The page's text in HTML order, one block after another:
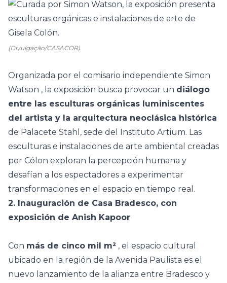
(Divulgação/CASACOR)
Organizada por el comisario independiente Simon
Watson , la exposición busca provocar un diálogo
entre las esculturas orgánicas luminiscentes
del artista y la arquitectura neoclásica histórica
de Palacete Stahl, sede del Instituto Artium. Las
esculturas e instalaciones de arte ambiental creadas
por Cólon exploran la percepción humana y
desafían a los espectadores a experimentar
transformaciones en el espacio en tiempo real.
2. Inauguración de Casa Bradesco, con
exposición de Anish Kapoor
Con más de cinco mil m² , el espacio cultural
ubicado en la región de la Avenida Paulista es el
nuevo lanzamiento de la alianza entre Bradesco y